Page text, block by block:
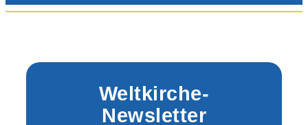
Weltkirche-
Newsletter